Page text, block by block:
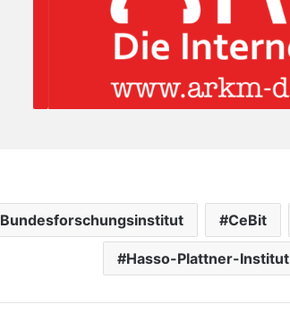
Bundesforschungsinstitut CeBit
Hasso-Plattner-Institut